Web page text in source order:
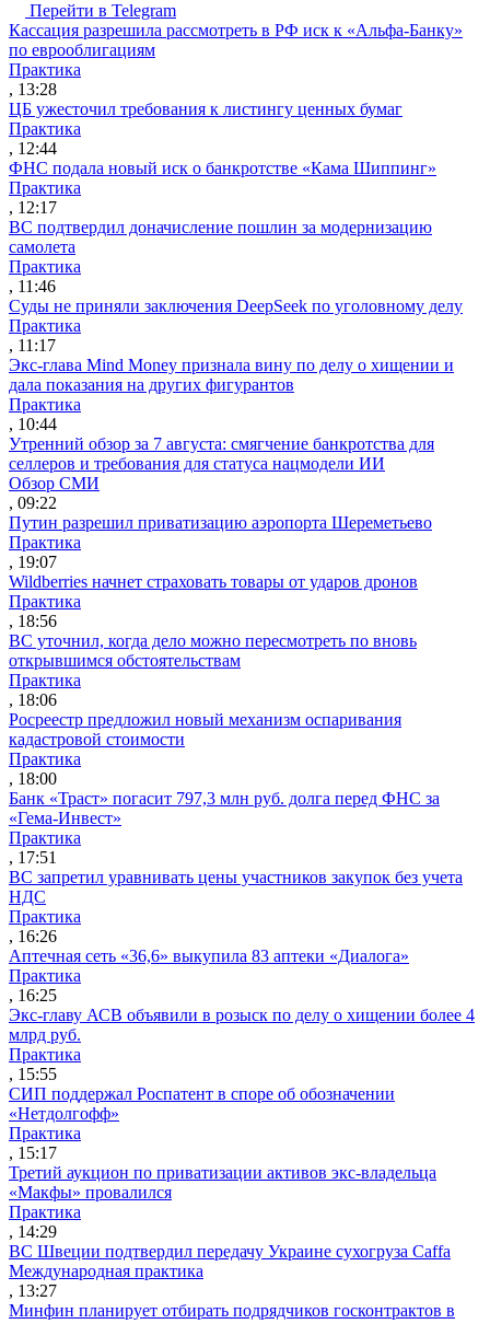
Перейти в Telegram
Кассация разрешила рассмотреть в РФ иск к «Альфа-Банку»
по еврооблигациям
Практика
, 13:28
ЦБ ужесточил требования к листингу ценных бумаг
Практика
, 12:44
ФНС подала новый иск о банкротстве «Кама Шиппинг»
Практика
, 12:17
ВС подтвердил доначисление пошлин за модернизацию
самолета
Практика
, 11:46
Суды не приняли заключения DeepSeek по уголовному делу
Практика
, 11:17
Экс-глава Mind Money признала вину по делу о хищении и
дала показания на других фигурантов
Практика
, 10:44
Утренний обзор за 7 августа: смягчение банкротства для
селлеров и требования для статуса нацмодели ИИ
Обзор СМИ
, 09:22
Путин разрешил приватизацию аэропорта Шереметьево
Практика
, 19:07
Wildberries начнет страховать товары от ударов дронов
Практика
, 18:56
ВС уточнил, когда дело можно пересмотреть по вновь
открывшимся обстоятельствам
Практика
, 18:06
Росреестр предложил новый механизм оспаривания
кадастровой стоимости
Практика
, 18:00
Банк «Траст» погасит 797,3 млн руб. долга перед ФНС за
«Гема-Инвест»
Практика
, 17:51
ВС запретил уравнивать цены участников закупок без учета
НДС
Практика
, 16:26
Аптечная сеть «36,6» выкупила 83 аптеки «Диалога»
Практика
, 16:25
Экс-главу АСВ объявили в розыск по делу о хищении более 4
млрд руб.
Практика
, 15:55
СИП поддержал Роспатент в споре об обозначении
«Нетдолгофф»
Практика
, 15:17
Третий аукцион по приватизации активов экс-владельца
«Макфы» провалился
Практика
, 14:29
ВС Швеции подтвердил передачу Украине сухогруза Caffa
Международная практика
, 13:27
Минфин планирует отбирать подрядчиков госконтрактов в